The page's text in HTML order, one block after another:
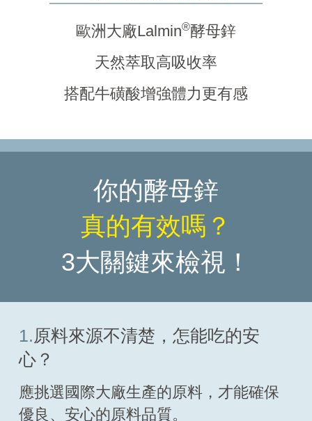
歐洲大廠Lalmin®酵母鋅
天然萃取高吸收率
搭配牛磺酸增強體力更有感
你的酵母鋅
真的有效嗎？
3大關鍵來檢視！
1.原料來源不清楚，怎能吃的安
心？
應挑選國際大廠生產的原料，才能確保
優良、安心的原料品質。